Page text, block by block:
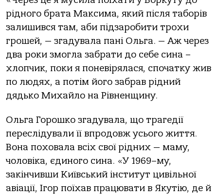
рідного брата Максима, який після таборів
залишився там, аби підзаробити трохи
грошей, — згадувала пані Ольга. — Аж через
два роки змогла забрати до себе сина –
хлопчик, поки я поневірялася, спочатку жив
по людях, а потiм його забрав рідний
дядько Михайло на Рівненщину.
Ольга Горошко згадувала, що трагедії
переслідували її впродовж усього життя.
Вона поховала всіх свої рідних — маму,
чоловіка, єдиного сина. «У 1969–му,
закінчивши Київський інститут цивільної
авіації, Ігор поїхав працювати в Якутію, де й